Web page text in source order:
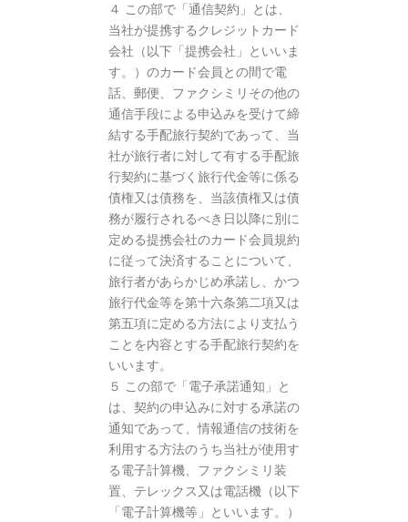
４ この部で「通信契約」とは、
当社が提携するクレジットカード
会社（以下「提携会社」といいま
す。）のカード会員との間で電
話、郵便、ファクシミリその他の
通信手段による申込みを受けて締
結する手配旅行契約であって、当
社が旅行者に対して有する手配旅
行契約に基づく旅行代金等に係る
債権又は債務を、当該債権又は債
務が履行されるべき日以降に別に
定める提携会社のカード会員規約
に従って決済することについて、
旅行者があらかじめ承諾し、かつ
旅行代金等を第十六条第二項又は
第五項に定める方法により支払う
ことを内容とする手配旅行契約を
いいます。
５ この部で「電子承諾通知」と
は、契約の申込みに対する承諾の
通知であって、情報通信の技術を
利用する方法のうち当社が使用す
る電子計算機、ファクシミリ装
置、テレックス又は電話機（以下
「電子計算機等」といいます。）